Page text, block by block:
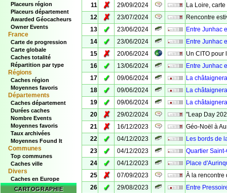
Placeurs région
Placeurs département
Awarded Géocacheurs
Owner Events
France
Carte de progression
Carte globale
Caches totalité
Répartition par type
Régions
Caches région
Moyennes favoris
Départements
Caches département
Durées caches
Nombre Events
Moyennes favoris
Taux archivées
Moyennes Found It
Communes
Top communes
Caches ville
Divers
Caches en Europe
CARTOGRAPHIE
11
✗ 29/09/2024
La Loire,
12
✗ 23/07/2024
Rencontre
13
✓ 23/06/2024
Entre Junhac
14
✓ 23/06/2024
Entre Junhac
15
✗ 20/06/2024
Un CITO pour
16
✓ 13/06/2024
Entre Junhac
17
✓ 09/06/2024
La
18
✓ 09/06/2024
La
19
✓ 09/06/2024
La
20
✗ 29/02/2024
"Leap Day
21
✗ 16/12/2023
Géo-Noël à
22
✓ 04/12/2023
Les bords de
23
✓ 04/12/2023
Quartier
24
✓ 04/12/2023
Place
25
✗ 07/09/2023
À la rencontre
26
✓ 29/08/2023
Entre